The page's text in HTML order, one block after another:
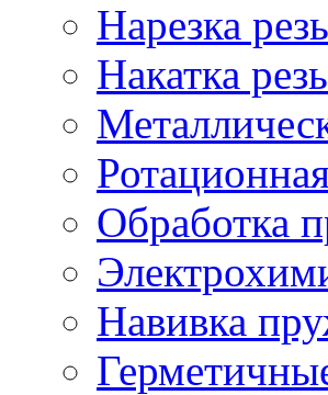
Нарезка
Накатка
Обработка
Навивка